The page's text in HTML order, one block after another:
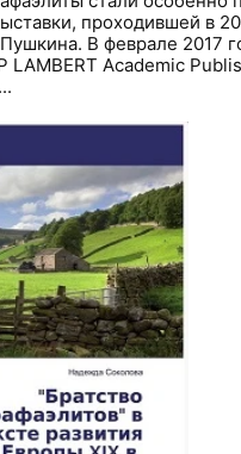
проходившей в
В феврале 2017
LAMBERT Academic